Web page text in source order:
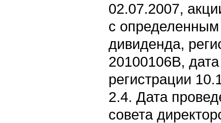
02.07.2007,
с
дивиденда,
20100106В,
регистрации
2.4. Дата
совета